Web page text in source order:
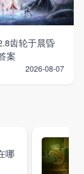
齿轮于晨昏
案
2026-08-07
哪